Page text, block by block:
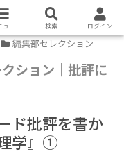
編集部セレクション
ション｜批評に
ド批評を書か
学』①
ュー 検索 ログイン